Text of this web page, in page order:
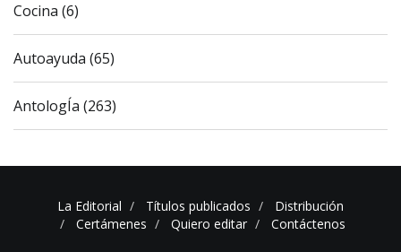
Cocina (6)
Autoayuda (65)
AntologÍa (263)
La Editorial Títulos publicados
Distribución
Certámenes
Quiero editar Contáctenos